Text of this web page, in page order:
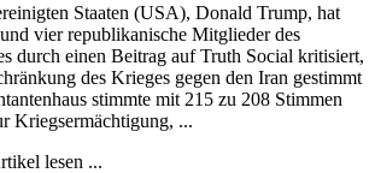
Staaten (USA), Donald Trump, hat
vier republikanische Mitglieder des
durch einen Beitrag auf Truth Social kritisiert,
des Krieges gegen den Iran gestimmt
stimmte mit 215 zu 208 Stimmen
Kriegsermächtigung, ...
lesen ...